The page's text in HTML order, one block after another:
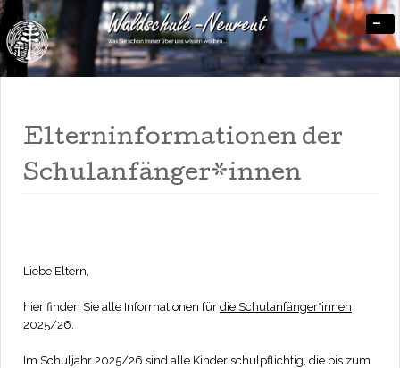
Waldschule-Neureut
Was Sie schon immer über uns wissen wollten…
-
Elterninformationen der
Schulanfänger*innen
Liebe Eltern,
hier finden Sie alle Informationen für die Schulanfänger*innen
2025/26
Im Schuljahr 2025/26 sind alle Kinder schulpflichtig, die bis zum